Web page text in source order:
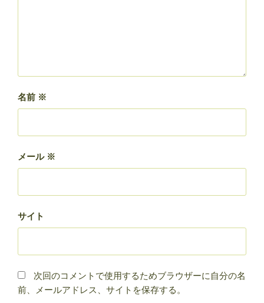
名前 ※
メール ※
サイト
次回のコメントで使用するためブラウザーに自分の名
前、メールアドレス、サイトを保存する。